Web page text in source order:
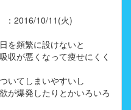
： 2016/10/11(火)
を頻繁に設けないと
収が悪くなって痩せにくく
いてしまいやすいし
が爆発したりとかいろいろ